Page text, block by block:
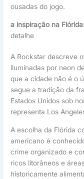
ousadas do jogo.
a inspiração na
detalhe
A Rockstar descreve
iluminadas por neon
que a cidade não é o
segue a tradição da
Estados Unidos sob
representa Los
A escolha da Flórida
americano é
crime organizado e
ricos litorâneos e
historicamente